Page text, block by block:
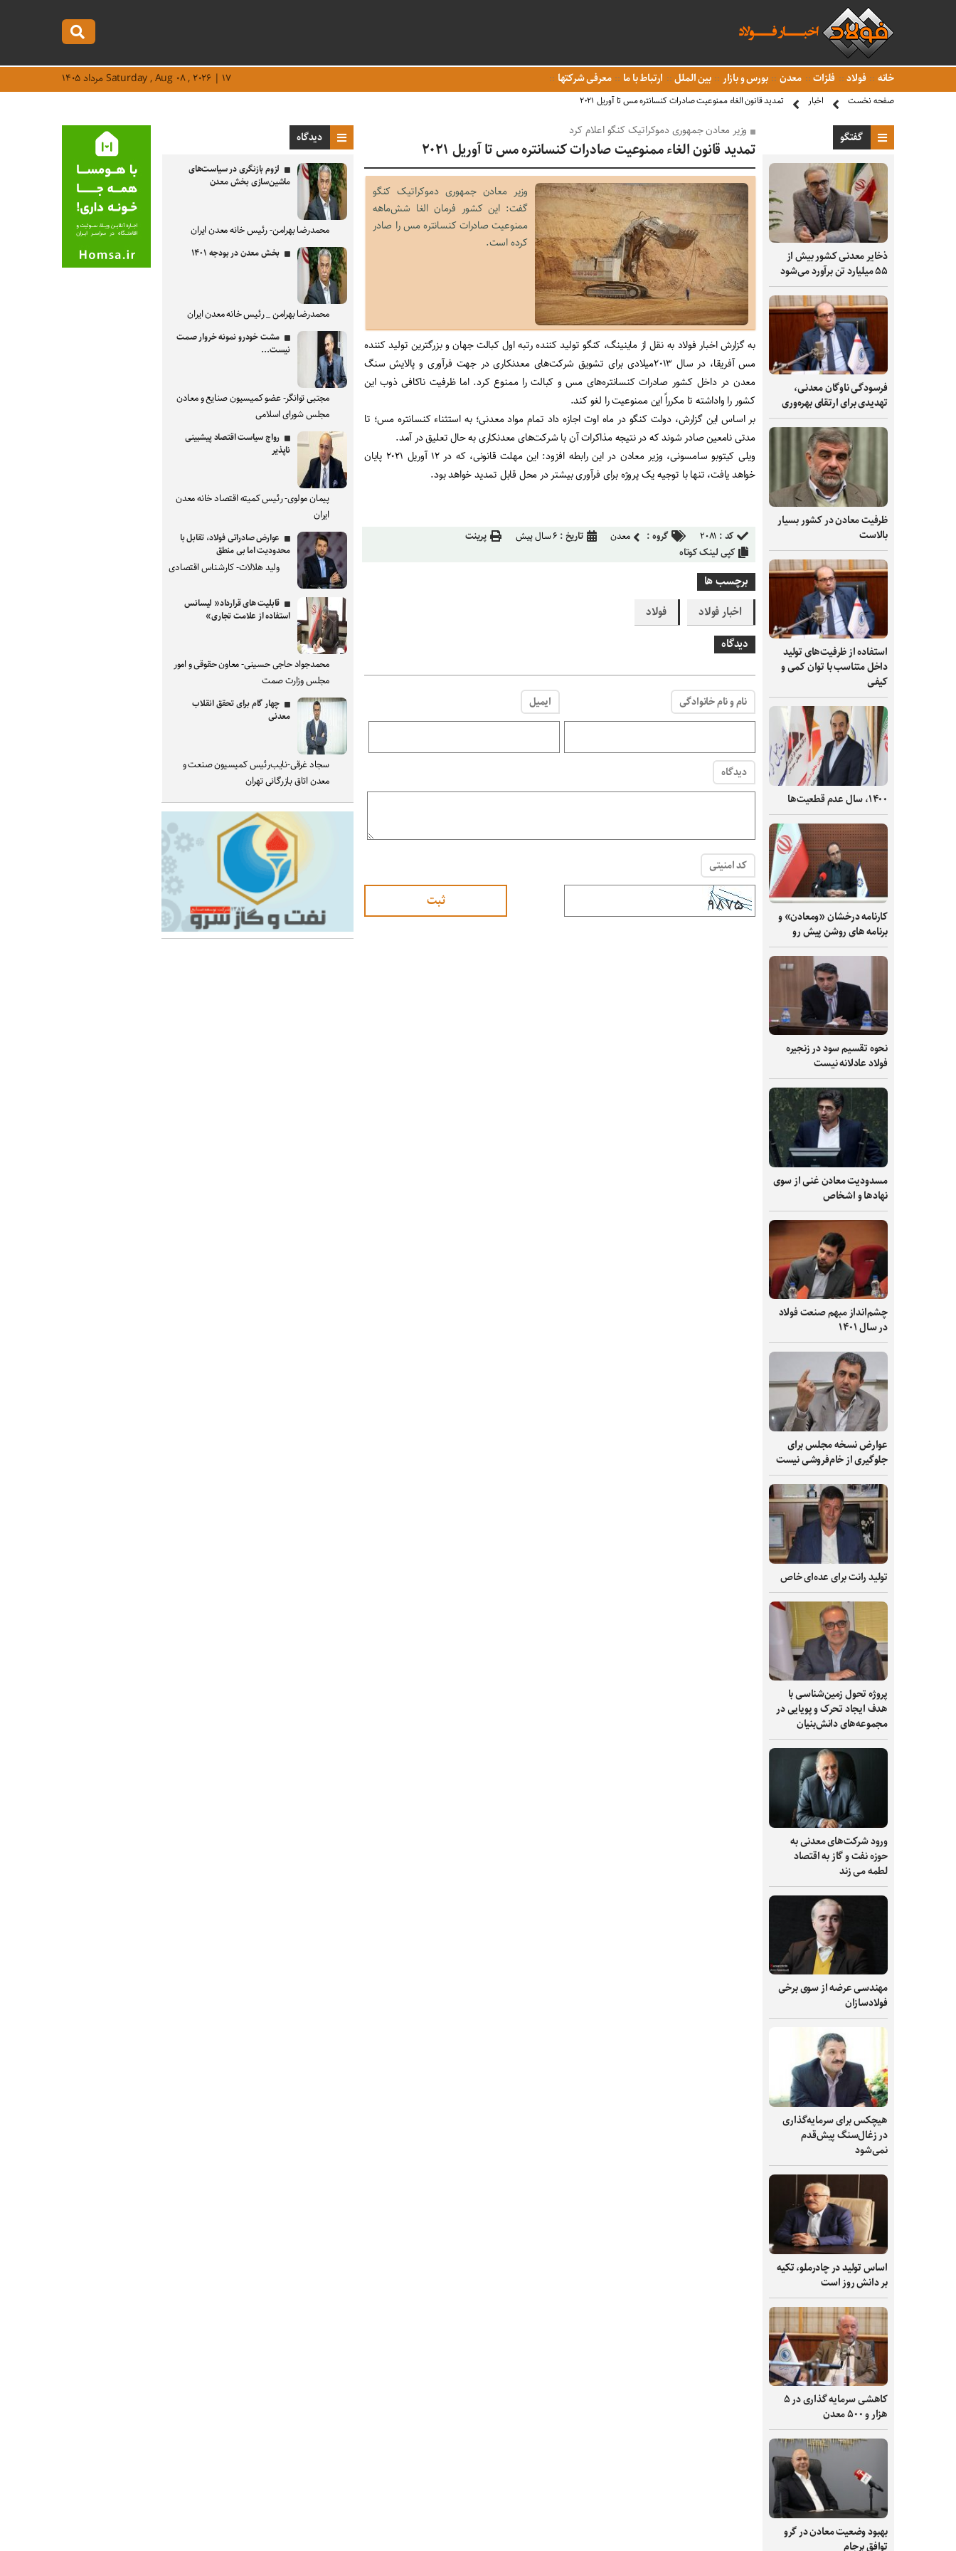
خانه فولاد فلزات معدن بورس و بازار بین الملل ارتباط با ما معرفی شرکتها Saturday , Aug ۰۸ , ۲۰۲۶ | ۱۷ مرداد ۱۴۰۵
صفحه نخست اخبار تمدید قانون الغاء ممنوعیت صادرات کنسانتره مس تا آوریل ۲۰۲۱
گفتگو
ذخایر معدنی کشور بیش از
۵۵ میلیارد تن برآورد می‌شود
فرسودگی ناوگان معدنی،
تهدیدی برای ارتقای بهره‌وری
ظرفیت‌ معادن در کشور بسیار
بالاست
استفاده از ظرفیت‌های تولید
داخل متناسب با توان کمی و
کیفی
۱۴۰۰، سال عدم قطعیت‌ها
کارنامه درخشان «ومعادن» و
برنامه های روشن پیش رو
نحوه تقسیم سود در زنجیره
فولاد عادلانه نیست
مسدودیت معادن غنی از سوی
نهادها و اشخاص
چشم‌انداز مبهم صنعت فولاد
در سال ۱۴۰۱
عوارض نسخه مجلس برای
جلوگیری از خام‌فروشی نیست
تولید رانت برای عده‌ای خاص
پروژه تحول زمین‌شناسی با
هدف ایجاد تحرک و پویایی در
مجموعه‌های دانش‌بنیان
ورود شرکت‌های معدنی به
حوزه نفت و گاز به اقتصاد
لطمه می زند
مهندسی عرضه از سوی برخی
فولادسازان
هیچکس برای سرمایه‌گذاری
در زغال‌سنگ پیش‌قدم
نمی‌شود
اساس تولید در چادرملو، تکیه
بر دانش‌ روز است
کاهشی سرمایه گذاری در ۵
هزار و ۵۰۰ معدن
بهبود وضعیت معادن در گرو
توافق برجام
وزیر معادن جمهوری دموکراتیک کنگو اعلام کرد
تمدید قانون الغاء ممنوعیت صادرات کنسانتره مس تا آوریل ۲۰۲۱
وزیر معادن جمهوری دموکراتیک کنگو
گفت: این کشور فرمان الغا شش‌ماهه
ممنوعیت صادرات کنسانتره مس را صادر
کرده است.
به گزارش اخبار فولاد به نقل از ماینینگ، کنگو تولید کننده رتبه اول کبالت جهان و بزرگترین تولید کننده
مس آفریقا، در سال ۲۰۱۳میلادی برای تشویق شرکت‌های معدنکاری در جهت فرآوری و پالایش سنگ
معدن در داخل کشور صادرات کنسانتره‌های مس و کبالت را ممنوع کرد. اما ظرفیت ناکافی ذوب این
کشور را واداشته تا مکرراً این ممنوعیت را لغو کند.
بر اساس این گزارش، دولت کنگو در ماه اوت اجازه داد تمام مواد معدنی؛ به استثناء کنسانتره مس؛ تا
مدتی نامعین صادر شوند که در نتیجه مذاکرات آن با شرکت‌های معدنکاری به حال تعلیق در آمد.
ویلی کیتوبو سامسونی، وزیر معادن در این رابطه افزود: این مهلت قانونی، که در ۱۲ آوریل ۲۰۲۱ پایان
خواهد یافت، تنها با توجیه یک پروژه برای فرآوری بیشتر در محل قابل تمدید خواهد بود.
کد : ۲۰۸۱ گروه : معدن تاریخ : ۶ سال پیش
پرینت
کپی لینک کوتاه
برچسب ها
اخبار فولاد
فولاد
دیدگاه
نام و نام خانوادگی ایمیل
دیدگاه
کد امنیتی
دیدگاه
لزوم بازنگری در سیاست‌های
ماشین‌سازی بخش معدن
محمدرضا بهرامن- رئیس خانه معدن ایران
بخش معدن در بودجه ۱۴۰۱
محمدرضا بهرامن _ رئیس خانه معدن ایران
مشت خودرو نمونه خروار صمت
نیست...
مجتبی توانگر- عضو کمیسیون صنایع و معادن
مجلس شورای اسلامی
رواج سیاست اقتصاد پیشبینی
ناپذیر
پیمان مولوی- رئیس کمیته اقتصاد خانه معدن
ایران
عوارض صادراتی فولاد، تقابل با
محدودیت اما بی منطق
ولید هلالات- کارشناس اقتصادی
قابلیت های قرارداد« لیسانس
استفاده از علامت تجاری»
محمدجواد حاجی حسینی- معاون حقوقی و امور
مجلس وزارت صمت
چهار گام برای تحقق انقلاب
معدنی
سجاد غرقی-نایب‌رئیس کمیسیون صنعت و
معدن اتاق بازرگانی تهران